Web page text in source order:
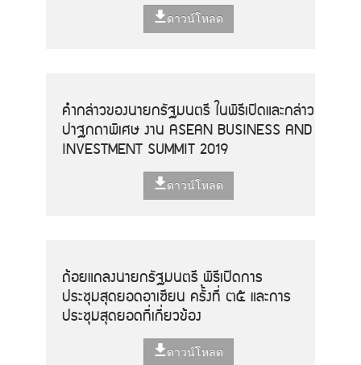
ดาวน์โหลด
คำกล่าวของนายกรัฐมนตรี ในพิธีเปิดและกล่าว
ปาฐกถาพิเศษ งาน ASEAN BUSINESS AND
INVESTMENT SUMMIT 2019
ดาวน์โหลด
ถ้อยแถลงนายกรัฐมนตรี พิธีเปิดการ
ประชุมสุดยอดอาเซียน ครั้งที่ ๓๕ และการ
ประชุมสุดยอดที่เกี่ยวข้อง
ดาวน์โหลด